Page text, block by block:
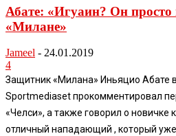
Абате: «Игуаин? Он просто
«Милане»
Jameel - 24.01.2019
4
Защитник «Милана» Иньяцио Абате
Sportmediaset прокомментировал
«Челси», а также говорил о новичке
отличный нападающий , который